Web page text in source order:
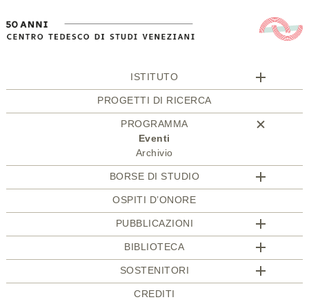
ISTITUTO
PROGETTI DI RICERCA
PROGRAMMA
Eventi
Archivio
BORSE DI STUDIO
OSPITI D’ONORE
PUBBLICAZIONI
BIBLIOTECA
SOSTENITORI
CREDITI